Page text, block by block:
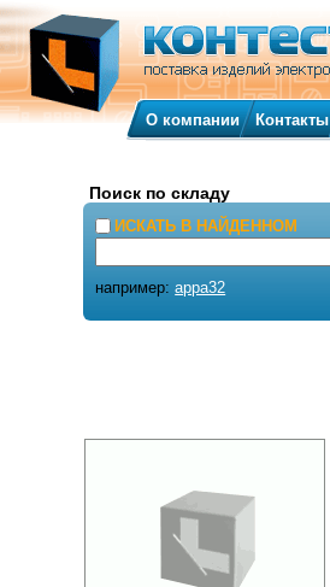
О компании Контакты
Поиск по складу
ИСКАТЬ В НАЙДЕННОМ
например:appa32